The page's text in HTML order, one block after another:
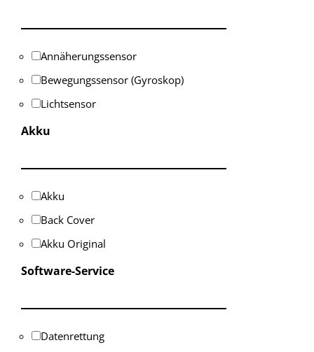
Annäherungssensor
Bewegungssensor (Gyroskop)
Lichtsensor
Akku
Akku
Back Cover
Akku Original
Software-Service
Datenrettung